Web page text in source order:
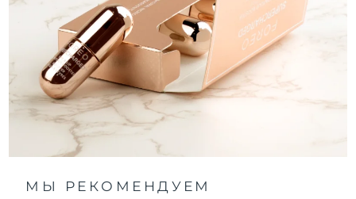
МЫ РЕКОМЕНДУЕМ